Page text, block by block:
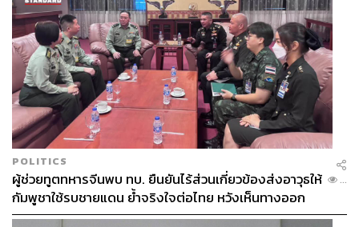
“…ฉะนั้นเรื่องต่างๆที่จำได้ข้าพระพุทธเจ้าทั้งหลายจึงจดจาร
ไว้ในบันทึกและขอจบลงด้วยการประกาศยืนยันว่าแม้ข้า
พระพุทธเจ้าทั้งหลายจะกล่าวถึงเรื่องต่างๆมากมายแต่เรื่อง
ที่ยังไม่กล่าวถึงก็ยังมีอีกมากบันทึกเหล่านี้จะได้มอบให้แก่ลูก
หลานแลเก็บไว้เป็นอนุสรณ์ที่หายากที่สุดและประเสริฐสุด
ของแผ่นดิน
พระเจ้าแผ่นดินเจ้าเหนือหัวของข้าพระพุทธเจ้า
ทั้งหลายจะได้ส่งบันทึกดังกล่าวไปยังบรรดากษัตริย์พันธมิตร
แลด้วยประการฉะนี้มิช้าทั่วทั้งตะวันออกจะทราบความโดย
ทั่วแลผู้คนในอีกหลายศตวรรษหน้า
ธรรมอันสุดประเสริฐของพระเจ้าหลุยส์มหาราช…”
POLITICS
ผู้ช่วยทูตทหารจีนพบ ทบ. ยืนยันไร้ส่วนเกี่ยวข้องส่งอาวุธให้
กัมพูชาใช้รบชายแดน ย้ำจริงใจต่อไทย หวังเห็นทางออก
สันติวิธี
...